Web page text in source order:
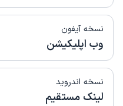
نسخه آیفون
وب اپلیکیشن
نسخه اندروید
لینک مستقیم